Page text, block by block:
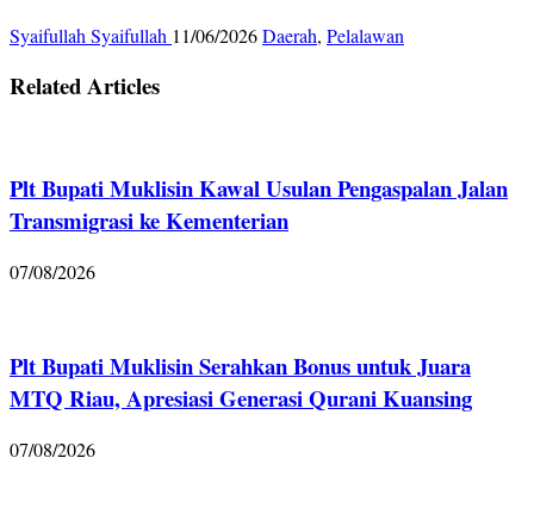
Syaifullah Syaifullah 11/06/2026Daerah, Pelalawan
Related Articles
Plt Bupati Muklisin Kawal Usulan Pengaspalan Jalan
Transmigrasi ke Kementerian
07/08/2026
Plt Bupati Muklisin Serahkan Bonus untuk Juara
MTQ Riau, Apresiasi Generasi Qurani Kuansing
07/08/2026